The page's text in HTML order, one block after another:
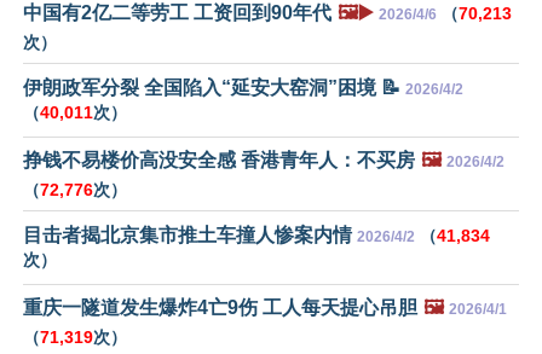
中国有2亿二等劳工 工资回到90年代 🖼️▶️ 2026/4/6 （70,213
次）
伊朗政军分裂 全国陷入“延安大窑洞”困境 📝 2026/4/2
（40,011次）
挣钱不易楼价高没安全感 香港青年人：不买房 🖼️ 2026/4/2
（72,776次）
目击者揭北京集市推土车撞人惨案内情 2026/4/2 （41,834
次）
重庆一隧道发生爆炸4亡9伤 工人每天提心吊胆 🖼️ 2026/4/1
（71,319次）